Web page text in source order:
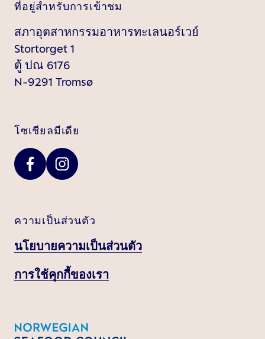
ที่อยู่สำหรับการเข้าชม
สภาอุตสาหกรรมอาหารทะเลนอร์เวย์
Stortorget 1
ตู้ ปณ 6176
N-9291 Tromsø
โซเชียลมีเดีย
ความเป็นส่วนตัว
นโยบายความเป็นส่วนตัว
การใช้คุกกี้ของเรา